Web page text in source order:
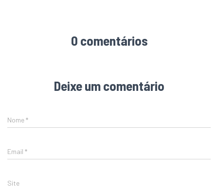
0 comentários
Deixe um comentário
Nome*
Email *
Site